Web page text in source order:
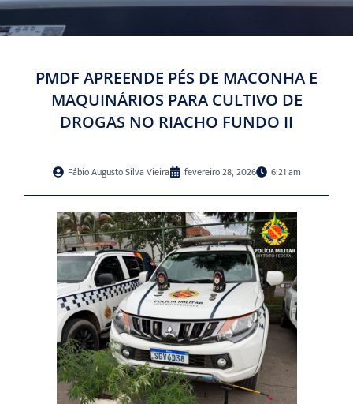
PMDF APREENDE PÉS DE MACONHA E
MAQUINÁRIOS PARA CULTIVO DE
DROGAS NO RIACHO FUNDO II
Fábio Augusto Silva Vieira fevereiro 28, 2026 6:21 am